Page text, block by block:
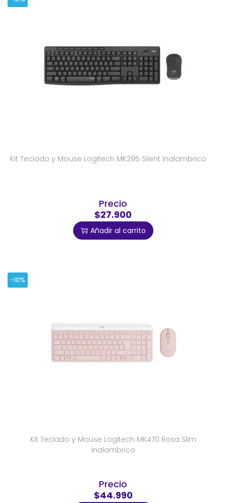
Kit Teclado y Mouse Logitech MK295 Silent Inalambrico
Precio
$27.900
Añadir al carrito
-10%
Kit Teclado y Mouse Logitech MK470 Rosa Slim
Inalambrico
Precio
$44.990